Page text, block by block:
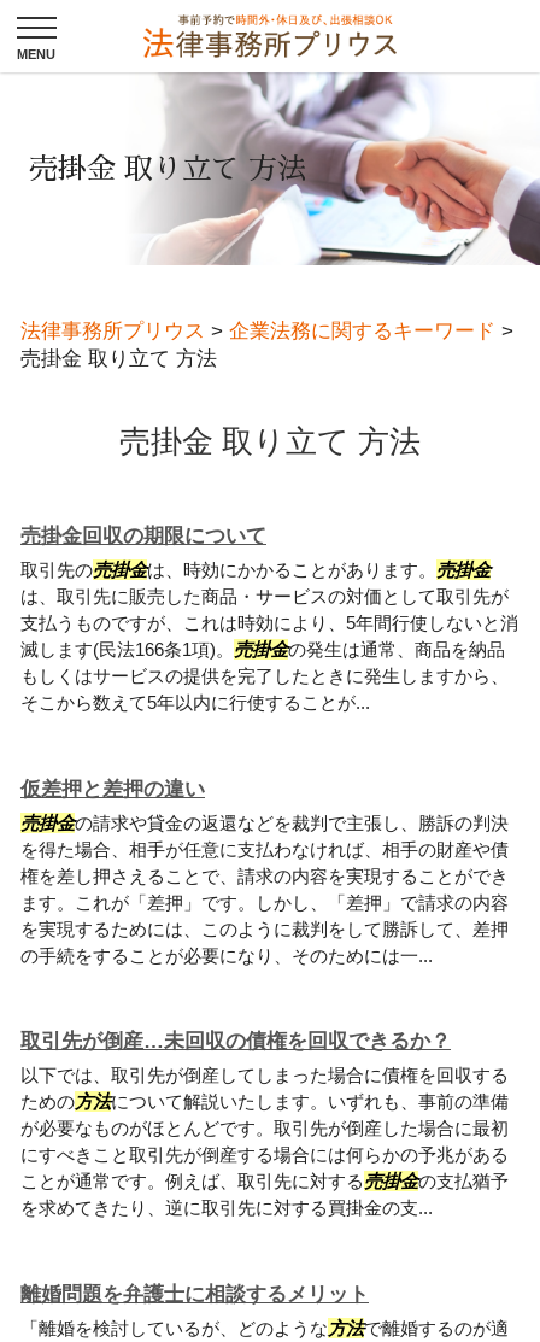
売掛金 取り立て 方法
法律事務所プリウス > 企業法務に関するキーワード >
売掛金 取り立て 方法
売掛金 取り立て 方法
売掛金回収の期限について
取引先の売掛金は、時効にかかることがあります。 売掛金
は、取引先に販売した商品・サービスの対価として取引先が
支払うものですが、これは時効により、5年間行使しないと消
滅します(民法166条1項)。 売掛金の発生は通常、商品を納品
もしくはサービスの提供を完了したときに発生しますから、
そこから数えて5年以内に行使することが...
仮差押と差押の違い
売掛金の請求や貸金の返還などを裁判で主張し、勝訴の判決
を得た場合、相手が任意に支払わなければ、相手の財産や債
権を差し押さえることで、請求の内容を実現することができ
ます。これが「差押」です。しかし、「差押」で請求の内容
を実現するためには、このように裁判をして勝訴して、差押
の手続をすることが必要になり、そのためには一...
取引先が倒産…未回収の債権を回収できるか？
以下では、取引先が倒産してしまった場合に債権を回収する
ための方法について解説いたします。いずれも、事前の準備
が必要なものがほとんどです。取引先が倒産した場合に最初
にすべきこと取引先が倒産する場合には何らかの予兆がある
ことが通常です。例えば、取引先に対する売掛金の支払猶予
を求めてきたり、逆に取引先に対する買掛金の支...
離婚問題を弁護士に相談するメリット
「離婚を検討しているが、どのような方法で離婚するのが適